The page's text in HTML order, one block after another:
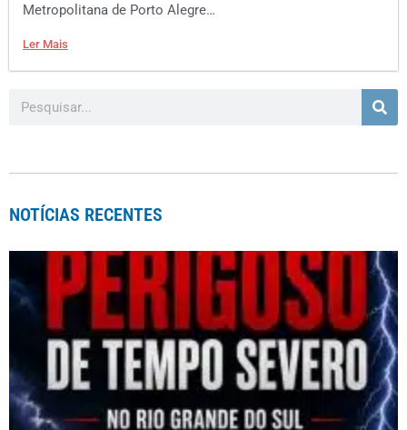
Metropolitana de Porto Alegre…
Ler Mais
NOTÍCIAS RECENTES